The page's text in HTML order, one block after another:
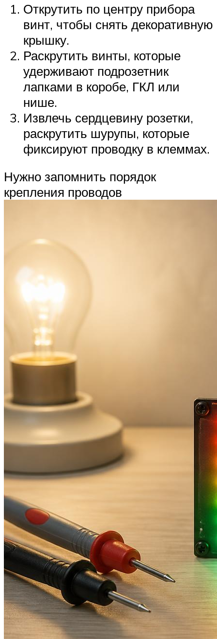
Открутить по центру прибора
винт, чтобы снять декоративную
крышку.
Раскрутить винты, которые
удерживают подрозетник
лапками в коробе, ГКЛ или
нише.
Извлечь сердцевину розетки,
раскрутить шурупы, которые
фиксируют проводку в клеммах.
Нужно запомнить порядок
крепления проводов